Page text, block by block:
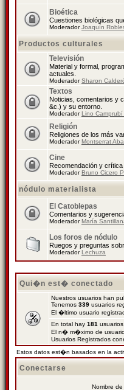
Bioética
Cuestiones biológicas
ModeradorJoaquín
Productos culturales
Televisión
Material y formal,
actuales.
ModeradorSharon
Textos
Noticias, comentarios y
&c.) y su entorno.
ModeradorLino Camprubí
Religión
Religiones de los más
ModeradorMontserrat
Cine
Recomendación y crítica
ModeradorBruno Cicero
nódulo materialista
El Catoblepas
Comentarios y
ModeradorMaría
Los foros de nódulo
Ruegos y preguntas
ModeradorLechuza
Qui�n est� conectado
Nuestros usuarios han
Tenemos 339 usuarios
El �ltimo usuario
En total hay 181
El n� m�ximo de
Usuarios Registrados
Estos datos est�n basados en la
Conectarse
Nombre de